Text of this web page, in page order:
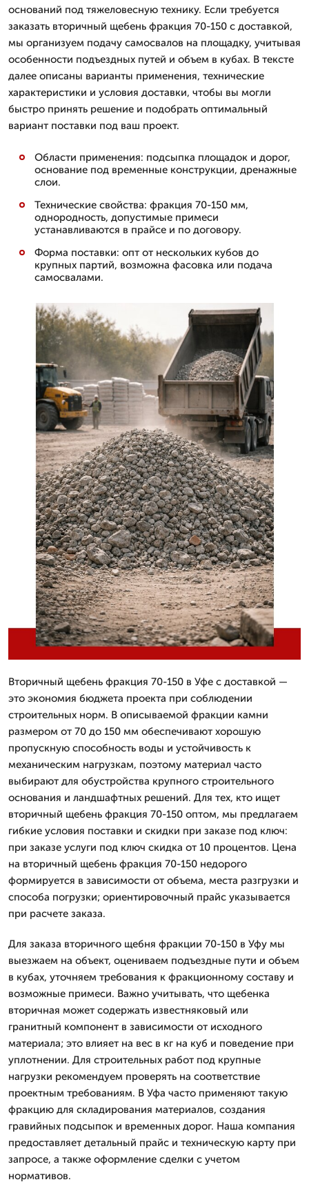
оснований под тяжеловесную технику. Если требуется
заказать вторичный щебень фракция 70-150 с доставкой,
мы организуем подачу самосвалов на площадку, учитывая
особенности подъездных путей и объем в кубах. В тексте
далее описаны варианты применения, технические
характеристики и условия доставки, чтобы вы могли
быстро принять решение и подобрать оптимальный
вариант поставки под ваш проект.
Области применения: подсыпка площадок и дорог,
основание под временные конструкции, дренажные
слои.
Технические свойства: фракция 70-150 мм,
однородность, допустимые примеси
устанавливаются в прайсе и по договору.
Форма поставки: опт от нескольких кубов до
крупных партий, возможна фасовка или подача
самосвалами.
Вторичный щебень фракция 70-150 в Уфе с доставкой —
это экономия бюджета проекта при соблюдении
строительных норм. В описываемой фракции камни
размером от 70 до 150 мм обеспечивают хорошую
пропускную способность воды и устойчивость к
механическим нагрузкам, поэтому материал часто
выбирают для обустройства крупного строительного
основания и ландшафтных решений. Для тех, кто ищет
вторичный щебень фракция 70-150 оптом, мы предлагаем
гибкие условия поставки и скидки при заказе под ключ:
при заказе услуги под ключ скидка от 10 процентов. Цена
на вторичный щебень фракция 70-150 недорого
формируется в зависимости от объема, места разгрузки и
способа погрузки; ориентировочный прайс указывается
при расчете заказа.
Для заказа вторичного щебня фракции 70-150 в Уфу мы
выезжаем на объект, оцениваем подъездные пути и объем
в кубах, уточняем требования к фракционному составу и
возможные примеси. Важно учитывать, что щебенка
вторичная может содержать известняковый или
гранитный компонент в зависимости от исходного
материала; это влияет на вес в кг на куб и поведение при
уплотнении. Для строительных работ под крупные
нагрузки рекомендуем проверять на соответствие
проектным требованиям. В Уфа часто применяют такую
фракцию для складирования материалов, создания
гравийных подсыпок и временных дорог. Наша компания
предоставляет детальный прайс и техническую карту при
запросе, а также оформление сделки с учетом
нормативов.